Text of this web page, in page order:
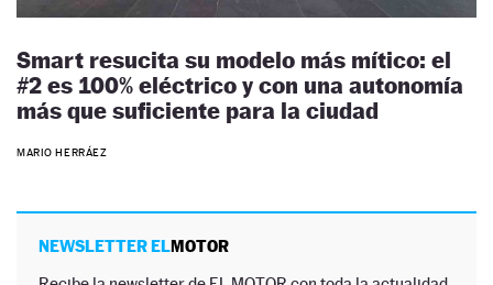
Smart resucita su modelo más mítico: el
#2 es 100% eléctrico y con una autonomía
más que suficiente para la ciudad
MARIO HERRÁEZ
NEWSLETTER ELMOTOR